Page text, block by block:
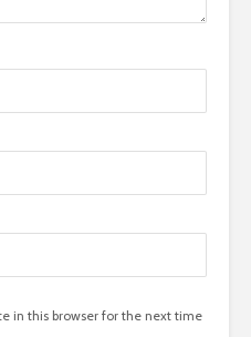
in this browser for the next time